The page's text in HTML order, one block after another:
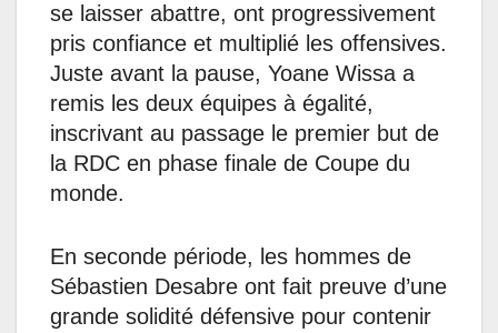
se laisser abattre, ont progressivement
pris confiance et multiplié les offensives.
Juste avant la pause, Yoane Wissa a
remis les deux équipes à égalité,
inscrivant au passage le premier but de
la RDC en phase finale de Coupe du
monde.
En seconde période, les hommes de
Sébastien Desabre ont fait preuve d’une
grande solidité défensive pour contenir